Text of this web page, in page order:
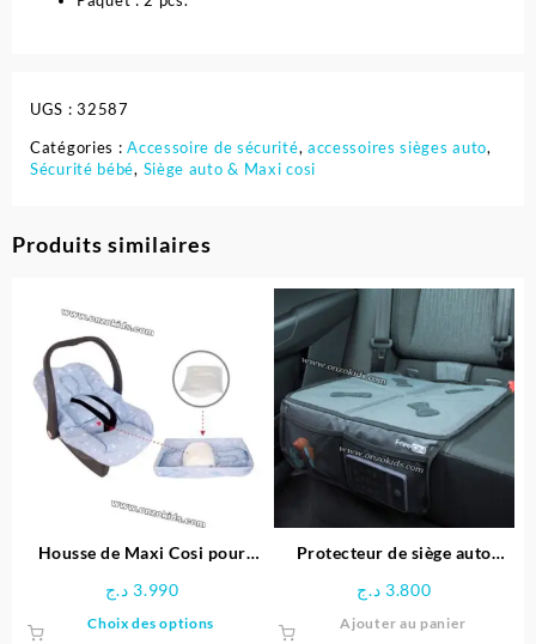
UGS :32587
Catégories :Accessoire de sécurité, accessoires sièges auto,
Sécurité bébé, Siège auto & Maxi cosi
Produits similaires
Housse de Maxi Cosi pour
3.990 د.ج
Choix des options
Protecteur de siège auto
3.800 د.ج
Ajouter au panier